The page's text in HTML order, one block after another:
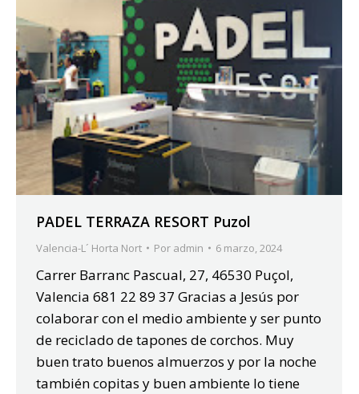
PADEL TERRAZA RESORT Puzol
Valencia-L´ Horta Nort Por admin 6 marzo, 2024
Carrer Barranc Pascual, 27, 46530 Puçol,
Valencia 681 22 89 37 Gracias a Jesús por
colaborar con el medio ambiente y ser punto
de reciclado de tapones de corchos. Muy
buen trato buenos almuerzos y por la noche
también copitas y buen ambiente lo tiene